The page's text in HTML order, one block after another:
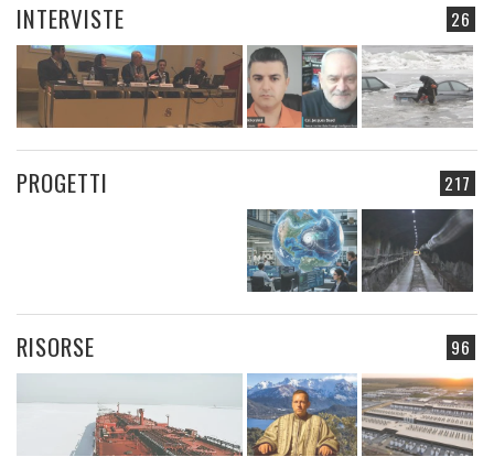
26
INTERVISTE
217
PROGETTI
96
RISORSE